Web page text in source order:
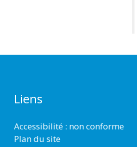
Liens
Accessibilité : non conforme
Plan du site